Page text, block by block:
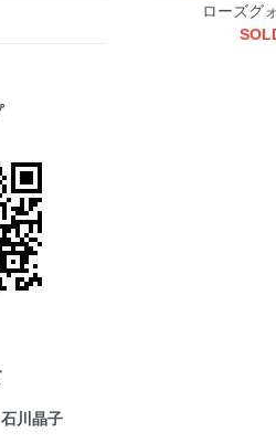
ローズグ
川晶子